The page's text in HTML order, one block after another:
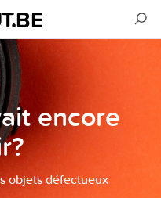
encore
objets défectueux